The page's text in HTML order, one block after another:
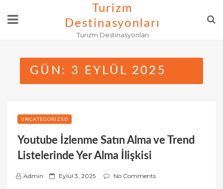
Turizm
Destinasyonları
Turizm Destinasyonları
GÜN: 3 EYLÜL 2025
UNCATEGORIZED
Youtube İzlenme Satın Alma ve Trend
Listelerinde Yer Alma İlişkisi
Admin
P Eylül 3, 2025 No Comments